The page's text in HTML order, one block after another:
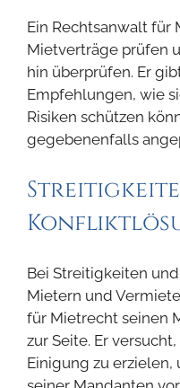
Ein Rechtsanwalt für
Mietverträge prüfen
hin überprüfen. Er
Empfehlungen, wie
Risiken schützen
gegebenenfalls
Bei Streitigkeiten
Mietern und
für Mietrecht seinen
zur Seite. Er
Einigung zu